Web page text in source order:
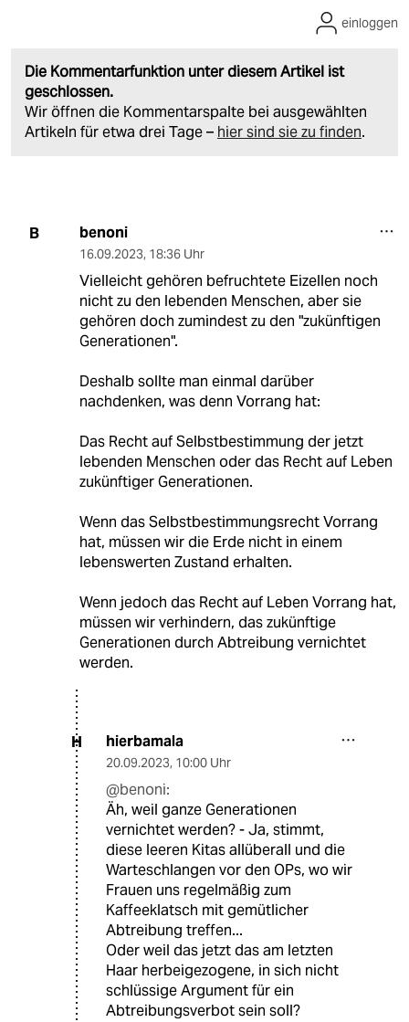
Die Kommentarfunktion unter diesem Artikel ist
geschlossen.
Wir öffnen die Kommentarspalte bei ausgewählten
Artikeln für etwa drei Tage – hier sind sie zu finden.
einloggen
B benoni
16.09.2023, 18:36 Uhr
Vielleicht gehören befruchtete Eizellen noch
nicht zu den lebenden Menschen, aber sie
gehören doch zumindest zu den "zukünftigen
Generationen".
Deshalb sollte man einmal darüber
nachdenken, was denn Vorrang hat:
Das Recht auf Selbstbestimmung der jetzt
lebenden Menschen oder das Recht auf Leben
zukünftiger Generationen.
Wenn das Selbstbestimmungsrecht Vorrang
hat, müssen wir die Erde nicht in einem
lebenswerten Zustand erhalten.
Wenn jedoch das Recht auf Leben Vorrang hat,
müssen wir verhindern, das zukünftige
Generationen durch Abtreibung vernichtet
werden.
H hierbamala
20.09.2023, 10:00 Uhr
@benoni:
Äh, weil ganze Generationen
vernichtet werden? - Ja, stimmt,
diese leeren Kitas allüberall und die
Warteschlangen vor den OPs, wo wir
Frauen uns regelmäßig zum
Kaffeeklatsch mit gemütlicher
Abtreibung treffen...
Oder weil das jetzt das am letzten
Haar herbeigezogene, in sich nicht
schlüssige Argument für ein
Abtreibungsverbot sein soll?